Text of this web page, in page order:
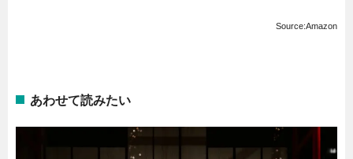
Source:Amazon
あわせて読みたい